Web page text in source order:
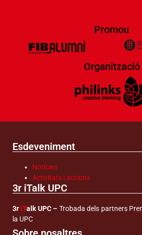
Promou
Organització
Esdeveniment
Notícies
Activitats i accions
3r iTalk UPC
3r iTalk UPC – Trobada dels partners
la UPC